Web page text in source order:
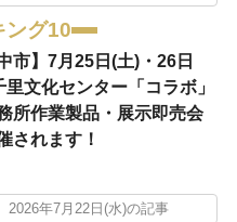
ング10
市】7月25日(土)・26日
里文化センター「コラボ」
所作業製品・展示即売会
されます！
2026年7月22日(水)の記事